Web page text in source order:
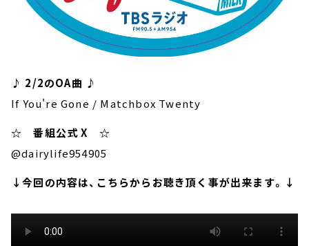
♪ 2/2のOA曲 ♪
If You're Gone / Matchbox Twenty
☆ 番組公式 X ☆
@dairylife954905
↓今回の内容は、こちらからお聴き頂く事が出来ます。↓